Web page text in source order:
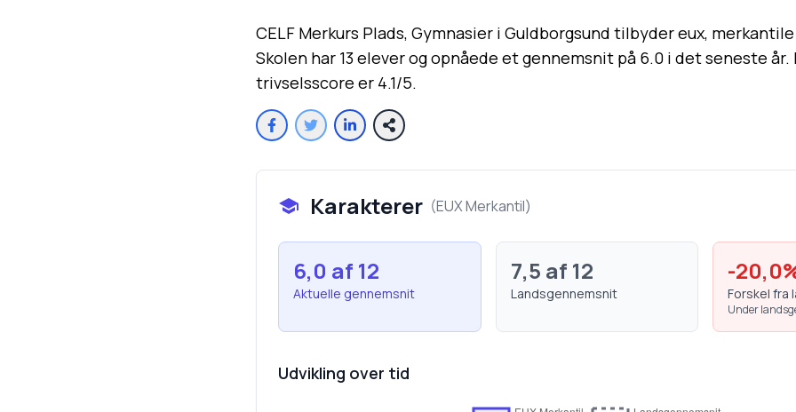
CELF Merkurs Plads, Gymnasier i Guldborgsund tilbyder eux,
Skolen har 13 elever og opnåede et gennemsnit på 6.0 i det seneste år.
trivselsscore er 4.1/5.
Karakterer (EUX Merkantil)
6,0 af 12
Aktuelle gennemsnit
7,5 af 12
Landsgennemsnit
-20,0
Forskel fra
Under
Udvikling over tid